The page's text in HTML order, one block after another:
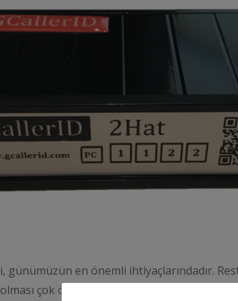
günümüzün en önemli ihtiyaçlarındadır.
çok önemlidir. Müşteri tanıma ve